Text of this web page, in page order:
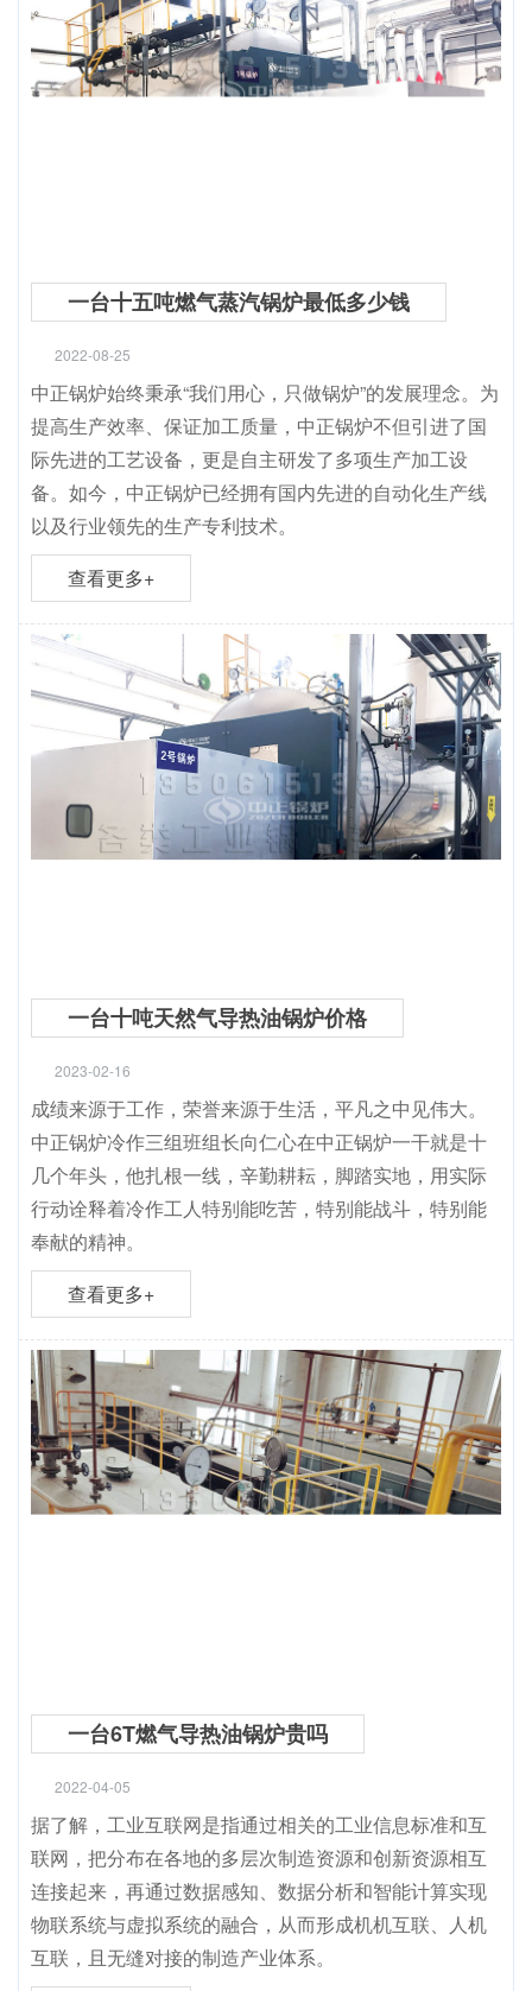
一台十五吨燃气蒸汽锅炉最低多少钱
2022-08-25
中正锅炉始终秉承“我们用心，只做锅炉”的发展理念。为
提高生产效率、保证加工质量，中正锅炉不但引进了国
际先进的工艺设备，更是自主研发了多项生产加工设
备。如今，中正锅炉已经拥有国内先进的自动化生产线
以及行业领先的生产专利技术。
查看更多+
一台十吨天然气导热油锅炉价格
2023-02-16
成绩来源于工作，荣誉来源于生活，平凡之中见伟大。
中正锅炉冷作三组班组长向仁心在中正锅炉一干就是十
几个年头，他扎根一线，辛勤耕耘，脚踏实地，用实际
行动诠释着冷作工人特别能吃苦，特别能战斗，特别能
奉献的精神。
查看更多+
一台6T燃气导热油锅炉贵吗
2022-04-05
据了解，工业互联网是指通过相关的工业信息标准和互
联网，把分布在各地的多层次制造资源和创新资源相互
连接起来，再通过数据感知、数据分析和智能计算实现
物联系统与虚拟系统的融合，从而形成机机互联、人机
互联，且无缝对接的制造产业体系。